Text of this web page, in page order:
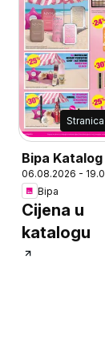
Stranica
Bipa Katalog
06.08.2026 -
Bipa
Cijena u
katalogu